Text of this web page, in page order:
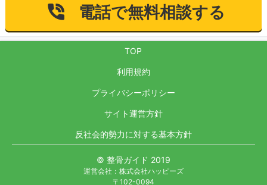
電話で無料相談する
TOP
利用規約
プライバシーポリシー
サイト運営方針
反社会的勢力に対する基本方針
© 整骨ガイド 2019
運営会社：株式会社ハッピーズ
〒102-0094